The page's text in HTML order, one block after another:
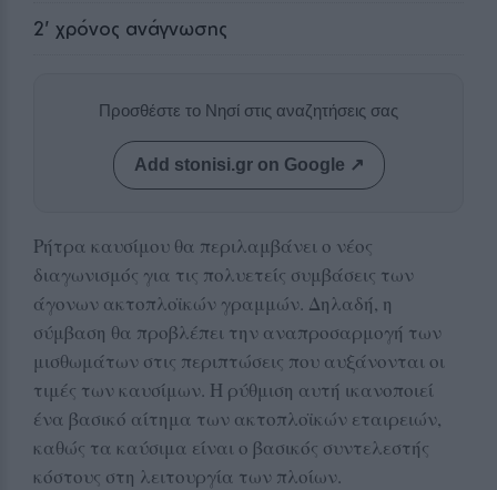
2' χρόνος ανάγνωσης
Προσθέστε το Νησί στις αναζητήσεις σας
Add stonisi.gr on Google ↗
Ρήτρα καυσίμου θα περιλαμβάνει ο νέος
διαγωνισμός για τις πολυετείς συμβάσεις των
άγονων ακτοπλοϊκών γραμμών. Δηλαδή, η
σύμβαση θα προβλέπει την αναπροσαρμογή των
μισθωμάτων στις περιπτώσεις που αυξάνονται οι
τιμές των καυσίμων. Η ρύθμιση αυτή ικανοποιεί
ένα βασικό αίτημα των ακτοπλοϊκών εταιρειών,
καθώς τα καύσιμα είναι ο βασικός συντελεστής
κόστους στη λειτουργία των πλοίων.